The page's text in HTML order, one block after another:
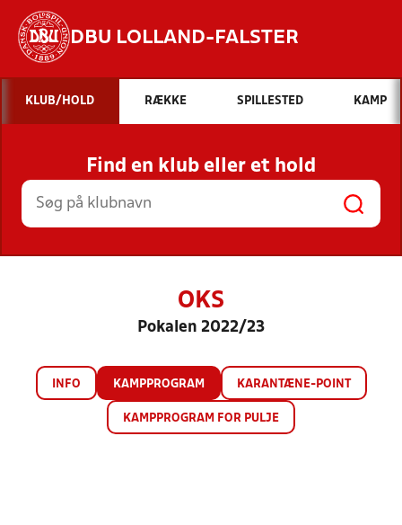
DBU LOLLAND-FALSTER
Hvad vil du søge efter?
INDHOLD OG NYHEDER
STILLINGER, RESULTATER, KLUBBER OG
HOLD
KLUB/HOLD RÆKKE SPILLESTED KAMP
Find en klub eller et hold
OKS
Pokalen 2022/23
INFO KAMPPROGRAM KARANTÆNE-POINT
KAMPPROGRAM FOR PULJE